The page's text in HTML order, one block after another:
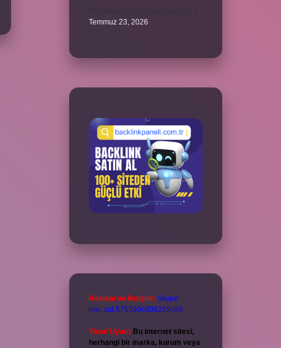
Temmuz 23, 2026
Reklam ve İletişim: Skype:
live:.cid.575569c608265c69
Yasal Uyarı: Bu internet sitesi,
herhangi bir marka, kurum veya